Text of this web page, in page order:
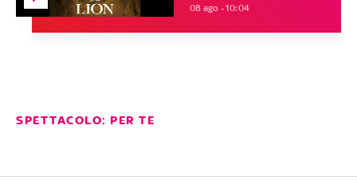
08 ago - 10:04
SPETTACOLO: PER TE